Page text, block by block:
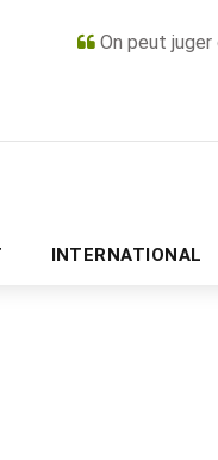
On peut juger
INTERNATIONAL